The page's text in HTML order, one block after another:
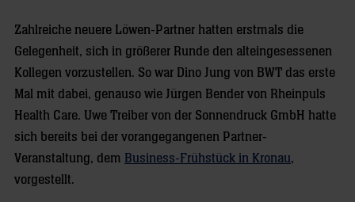
Zahlreiche neuere Löwen-Partner hatten erstmals die
Gelegenheit, sich in größerer Runde den alteingesessenen
Kollegen vorzustellen. So war Dino Jung von BWT das erste
Mal mit dabei, genauso wie Jürgen Bender von Rheinpuls
Health Care. Uwe Treiber von der Sonnendruck GmbH hatte
sich bereits bei der vorangegangenen Partner-
Veranstaltung, dem Business-Frühstück in Kronau,
vorgestellt.